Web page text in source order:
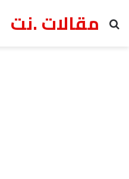
مقالات .نت
بحث عن